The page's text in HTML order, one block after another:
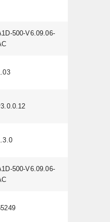
500-V6.09.06-
500-V6.09.06-